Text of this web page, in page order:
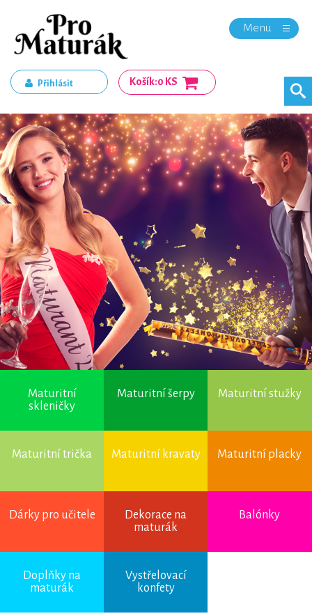
Menu
Přihlásit Košík:0 KS
Maturitní
skleničky
Maturitní šerpy Maturitní stužky
Maturitní trička Maturitní kravaty Maturitní placky
Dárky pro učitele
Dekorace na
maturák
Balónky
Doplňky na
maturák
Vystřelovací
konfety